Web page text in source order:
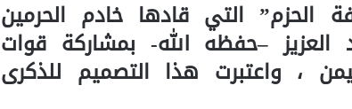
التي قادها خادم الحرمين
–حفظه الله- بمشاركة قوات
، واعتبرت هذا التصميم للذكرى